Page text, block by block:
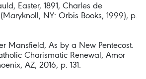
Easter, 1891, Charles de
NY: Orbis Books, 1999), p.
Mansfield, As by a New Pentecost.
Charismatic Renewal, Amor
AZ, 2016, p. 131.